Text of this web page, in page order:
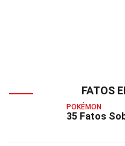
FATOS
POKÉMON
35 Fatos